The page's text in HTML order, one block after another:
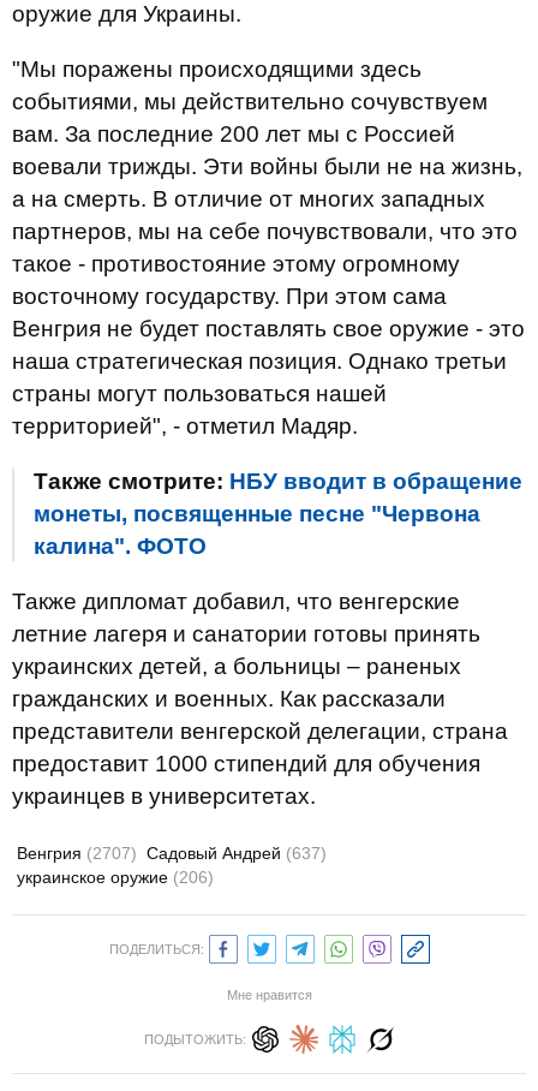
оружие для Украины.
"Мы поражены происходящими здесь
событиями, мы действительно сочувствуем
вам. За последние 200 лет мы с Россией
воевали трижды. Эти войны были не на жизнь,
а на смерть. В отличие от многих западных
партнеров, мы на себе почувствовали, что это
такое - противостояние этому огромному
восточному государству. При этом сама
Венгрия не будет поставлять свое оружие - это
наша стратегическая позиция. Однако третьи
страны могут пользоваться нашей
территорией", - отметил Мадяр.
Также смотрите: НБУ вводит в обращение
монеты, посвященные песне "Червона
калина". ФОТО
Также дипломат добавил, что венгерские
летние лагеря и санатории готовы принять
украинских детей, а больницы – раненых
гражданских и военных. Как рассказали
представители венгерской делегации, страна
предоставит 1000 стипендий для обучения
украинцев в университетах.
Венгрия (2707) Садовый Андрей (637)
украинское оружие (206)
ПОДЕЛИТЬСЯ:
Мне нравится
ПОДЫТОЖИТЬ: